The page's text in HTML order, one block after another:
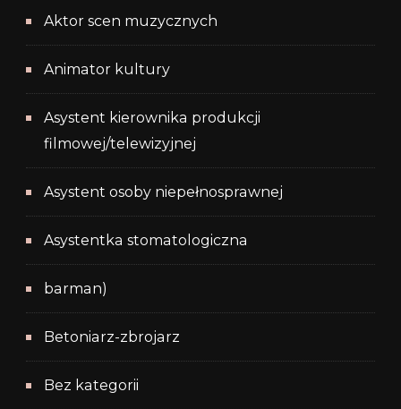
Aktor scen muzycznych
Animator kultury
Asystent kierownika produkcji
filmowej/telewizyjnej
Asystent osoby niepełnosprawnej
Asystentka stomatologiczna
barman)
Betoniarz-zbrojarz
Bez kategorii